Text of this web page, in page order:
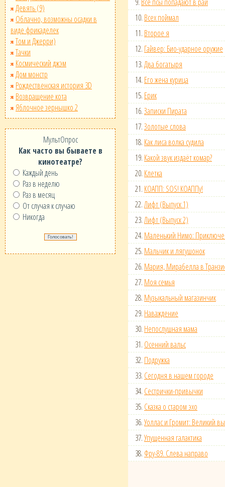
Девять (9)
Облачно, возможны осадки в
виде фрикаделек
Том и Джерри)
Тачки
Космический джэм
Дом монстр
Рождественская история 3D
Возвращение кота
Яблочное зернышко 2
МультОпрос
Как часто вы бываете в
кинотеатре?
Каждый день
Раз в неделю
Раз в месяц
От случая к случаю
Никогда
10. Всех поймал
11. Второе я
12. Гайвер: Био-ударное оружие
13.Два богатыря
14. Его жена курица
15. Ерик
16.Записки Пирата
17.Золотые слова
18. Как лиса волка судила
19. Какой звук издаёт комар?
20. Клетка
21. КОАПП: SOS! КОАППу!
22.Лифт (Выпуск 1)
23.Лифт (Выпуск 2)
24. Маленький Нимо:
25. Мальчик и лягушонок
26. Мария, Мирабелла в
27. Моя семья
28. Музыкальный магазинчик
29. Наваждение
30. Непослушная мама
31. Осенний вальс
32. Подружка
33. Сегодня в нашем городе
34. Сестрички-привычки
35. Сказка о старом эхо
36.Уоллас и Громит: Великий
37.Упущенная галактика
38. Фру-89. Слева направо